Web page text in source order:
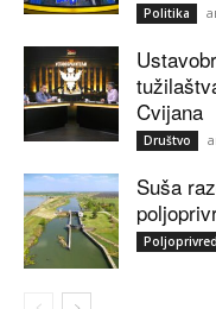
Politika
Cvijana
Društvo
Suša